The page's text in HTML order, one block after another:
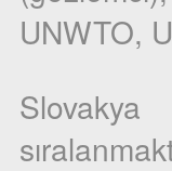
UNWTO,